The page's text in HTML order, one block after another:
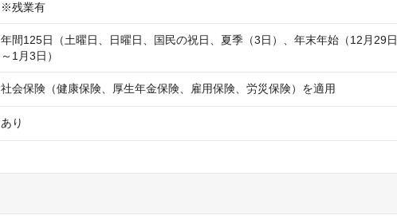
※残業有
年間125日（土曜日、日曜日、国民の祝日、夏季（3日）、年末年始（12月29日
～1月3日）
社会保険（健康保険、厚生年金保険、雇用保険、労災保険）を適用
あり